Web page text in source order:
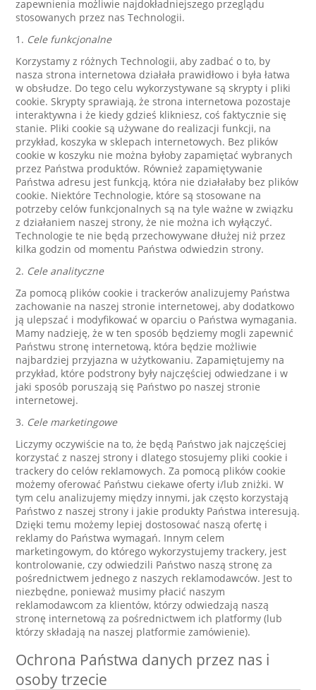
zapewnienia możliwie najdokładniejszego przeglądu
stosowanych przez nas Technologii.
1. Cele funkcjonalne
Korzystamy z różnych Technologii, aby zadbać o to, by
nasza strona internetowa działała prawidłowo i była łatwa
w obsłudze. Do tego celu wykorzystywane są skrypty i pliki
cookie. Skrypty sprawiają, że strona internetowa pozostaje
interaktywna i że kiedy gdzieś klikniesz, coś faktycznie się
stanie. Pliki cookie są używane do realizacji funkcji, na
przykład, koszyka w sklepach internetowych. Bez plików
cookie w koszyku nie można byłoby zapamiętać wybranych
przez Państwa produktów. Również zapamiętywanie
Państwa adresu jest funkcją, która nie działałaby bez plików
cookie. Niektóre Technologie, które są stosowane na
potrzeby celów funkcjonalnych są na tyle ważne w związku
z działaniem naszej strony, że nie można ich wyłączyć.
Technologie te nie będą przechowywane dłużej niż przez
kilka godzin od momentu Państwa odwiedzin strony.
2. Cele analityczne
Za pomocą plików cookie i trackerów analizujemy Państwa
zachowanie na naszej stronie internetowej, aby dodatkowo
ją ulepszać i modyfikować w oparciu o Państwa wymagania.
Mamy nadzieję, że w ten sposób będziemy mogli zapewnić
Państwu stronę internetową, która będzie możliwie
najbardziej przyjazna w użytkowaniu. Zapamiętujemy na
przykład, które podstrony były najczęściej odwiedzane i w
jaki sposób poruszają się Państwo po naszej stronie
internetowej.
3. Cele marketingowe
Liczymy oczywiście na to, że będą Państwo jak najczęściej
korzystać z naszej strony i dlatego stosujemy pliki cookie i
trackery do celów reklamowych. Za pomocą plików cookie
możemy oferować Państwu ciekawe oferty i/lub zniżki. W
tym celu analizujemy między innymi, jak często korzystają
Państwo z naszej strony i jakie produkty Państwa interesują.
Dzięki temu możemy lepiej dostosować naszą ofertę i
reklamy do Państwa wymagań. Innym celem
marketingowym, do którego wykorzystujemy trackery, jest
kontrolowanie, czy odwiedzili Państwo naszą stronę za
pośrednictwem jednego z naszych reklamodawców. Jest to
niezbędne, ponieważ musimy płacić naszym
reklamodawcom za klientów, którzy odwiedzają naszą
stronę internetową za pośrednictwem ich platformy (lub
którzy składają na naszej platformie zamówienie).
Ochrona Państwa danych przez nas i
osoby trzecie